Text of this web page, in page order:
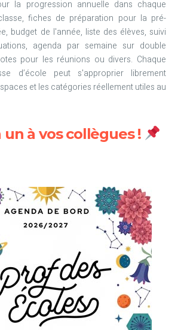
la progression annuelle dans chaque
fiches de préparation pour la pré-
budget de l'année, liste des élèves, suivi
agenda par semaine sur double
pour les réunions ou divers. Chaque
d’école peut s'approprier librement
et les catégories réellement utiles au
à vos collègues !